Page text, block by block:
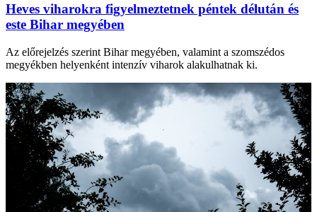
Heves viharokra figyelmeztetnek péntek délután és
este Bihar megyében
Az előrejelzés szerint Bihar megyében, valamint a szomszédos
megyékben helyenként intenzív viharok alakulhatnak ki.